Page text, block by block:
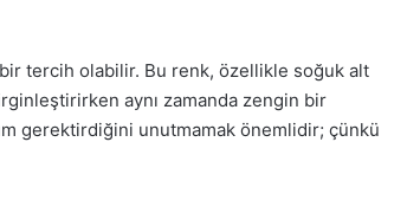
tercih olabilir. Bu renk, özellikle soğuk alt
aynı zamanda zengin bir
gerektirdiğini unutmamak önemlidir; çünkü